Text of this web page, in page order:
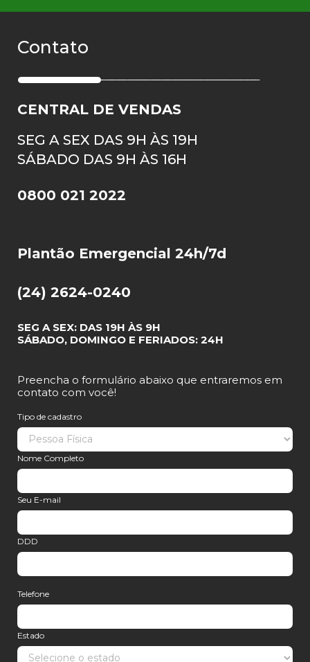
Contato
CENTRAL DE VENDAS
SEG A SEX DAS 9H ÀS 19H
SÁBADO DAS 9H ÀS 16H
0800 021 2022
Plantão Emergencial 24h/7d
(24) 2624-0240
SEG A SEX: DAS 19H ÀS 9H
SÁBADO, DOMINGO E FERIADOS: 24H
Preencha o formulário abaixo que entraremos em
contato com você!
Tipo de cadastro
Nome Completo
Seu E-mail
DDD
Telefone
Estado